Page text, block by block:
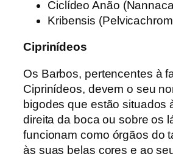
Ciclídeo Anão
Kribensis
Ciprinídeos
Os Barbos, pertencentes à
Ciprinídeos, devem o seu
bigodes que estão situados
direita da boca ou sobre os
funcionam como órgãos do
às suas belas cores e ao